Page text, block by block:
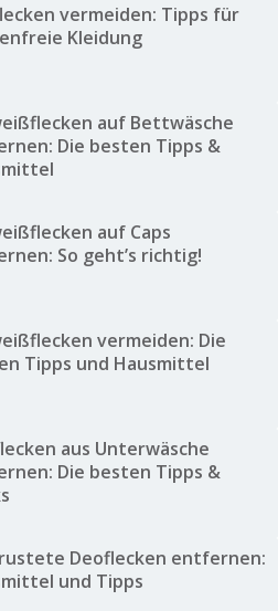
vermeiden: Tipps für
Kleidung
auf Bettwäsche
Die besten Tipps &
auf Caps
So geht’s richtig!
vermeiden: Die
Tipps und Hausmittel
aus Unterwäsche
Die besten Tipps &
Deoflecken entfernen:
und Tipps